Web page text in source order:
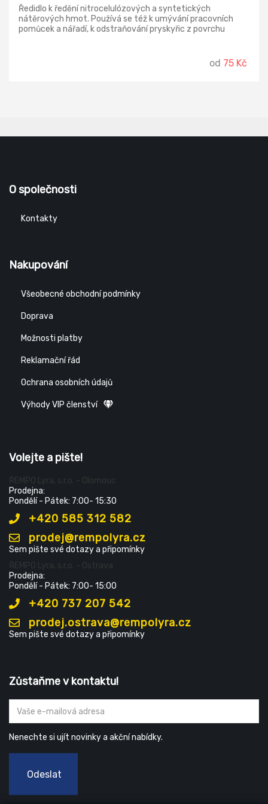
Ředidlo k ředění nitrocelulózových a syntetických
nátěrových hmot. Používá se též k umývání pracovních
pomůcek a nářadí, k odstraňování pryskyřic z povrchu
od 75 Kč
O společnosti
Kontakty
Nakupování
Všeobecné obchodní podmínky
Doprava
Možnosti platby
Reklamační řád
Ochrana osobních údajů
Výhody VIP členství
Volejte a pište!
ŘEMPO Lyra, s.r.o. - Olomouc
Prodejna:
Pondělí - Pátek: 7:00- 15:30
+420 585 312 582
prodej@rempolyra.cz
Sem pište své dotazy a připomínky
ŘEMPO Lyra, s.r.o. - Ostrava
Prodejna:
Pondělí - Pátek: 7:00- 15:00
+420 737 207 542
prodej.ostrava@rempolyra.cz
Sem pište své dotazy a připomínky
Zůstaňme v kontaktu!
Nenechte si ujít novinky a akční nabídky.
Odeslat